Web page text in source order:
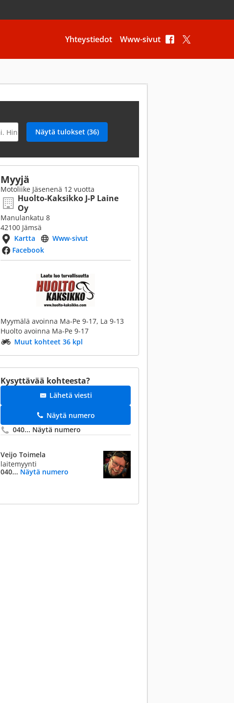
Yhteystiedot Www-sivut
Myyjä
Motoliike Jäsenenä 12 vuotta
Huolto-Kaksikko J-P Laine
Oy
Manulankatu 8
42100 Jämsä
Kartta
Www-sivut
Facebook
Myymälä avoinna Ma-Pe 9-17, La 9-13
Huolto avoinna Ma-Pe 9-17
Muut kohteet 36 kpl
Kysyttävää kohteesta?
Lähetä viesti
Näytä numero
040... Näytä numero
Veijo Toimela
laitemyynti
040... Näytä numero